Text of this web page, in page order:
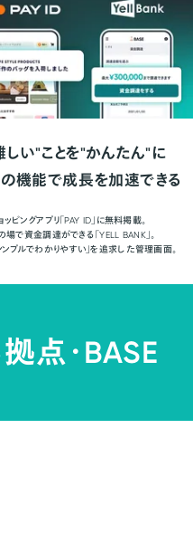
しい"ことを"かんたん"に
機能で成長を加速できる
ッピングアプリ「PAY ID」に無料掲載。
場で資金調達ができる「YELL BANK」。
ンプルでわかりやすい」を追求した管理画面。
点・BASE